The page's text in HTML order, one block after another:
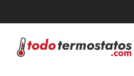
al
contenido